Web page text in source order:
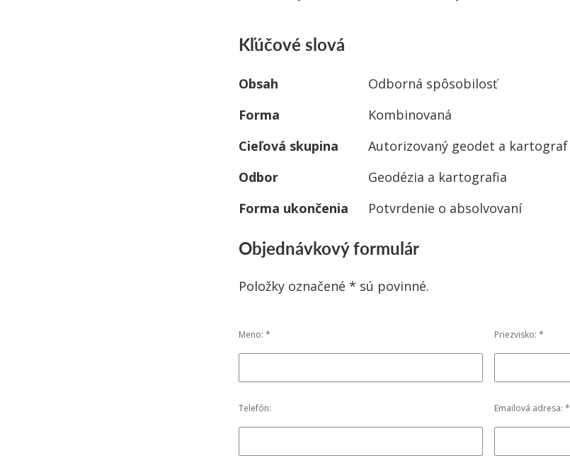
Kľúčové slová
Obsah
Odborná spôsobilosť
Forma
Kombinovaná
Cieľová skupina
Autorizovaný geodet a kartograf
Odbor
Geodézia a kartografia
Forma ukončenia
Potvrdenie o absolvovaní
Objednávkový formulár
Položky označené * sú povinné.
Meno: * Priezvisko: *
Telefón: Emailová adresa: *